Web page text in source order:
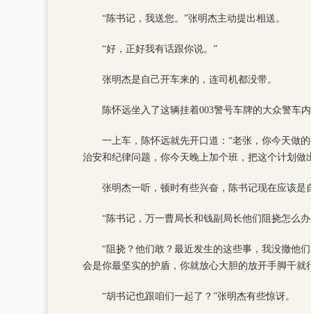
“陈书记，我送您。”张明杰主动提出相送。
“好，正好我有话跟你说。”
张明杰是自己开车来的，连司机都没带。
陈怀远坐入了这辆挂着003警号车牌的大众警车
一上车，陈怀远就先开口道：“老张，你今天做
治安和纪律问题，你今天晚上加个班，把这个计划
张明杰一听，顿时有些兴奋，陈书记现在应该是
“陈书记，万一曹局长和钱副局长他们阻挠怎么
“阻挠？他们敢？最近发生的这些事，我没撤他
会是你最坚实的护盾，你就放心大胆的放开手脚干就
“胡书记也跟咱们一起了？”张明杰有些惊讶。